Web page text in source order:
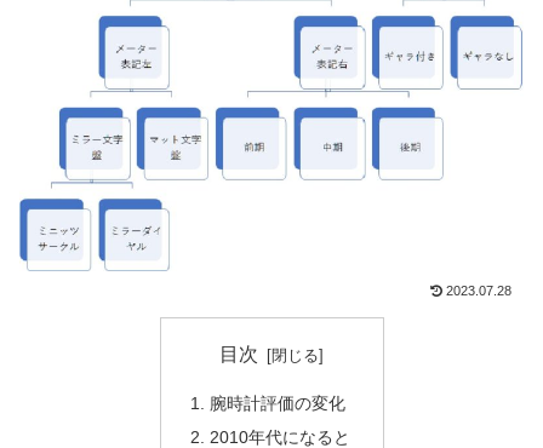
2023.07.28
目次
腕時計評価の変化
2010年代になると